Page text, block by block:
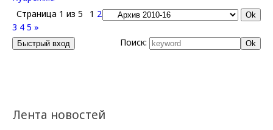
Лента новостей
Страница 1 из 5 1 2
3 4 5 »
Поиск: